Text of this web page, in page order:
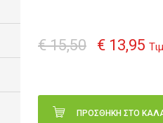
€ 15,50 € 13,95
ΠΡΟΣΘΗΚΗ ΣΤΟ